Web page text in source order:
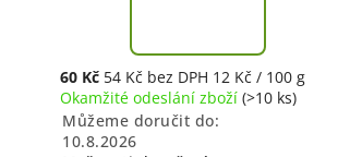
60 Kč 54 Kč bez DPH 12 Kč / 100 g
Okamžité odeslání zboží (>10 ks)
Můžeme doručit do:
10.8.2026